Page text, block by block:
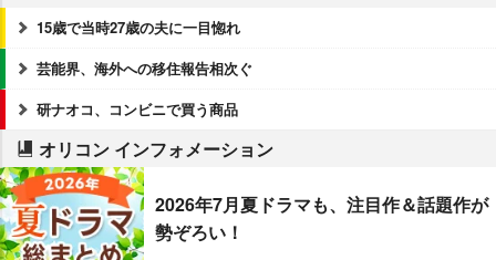
15歳で当時27歳の夫に一目惚れ
芸能界、海外への移住報告相次ぐ
研ナオコ、コンビニで買う商品
オリコン インフォメーション
2026年7月夏ドラマも、注目作＆話題作が
勢ぞろい！